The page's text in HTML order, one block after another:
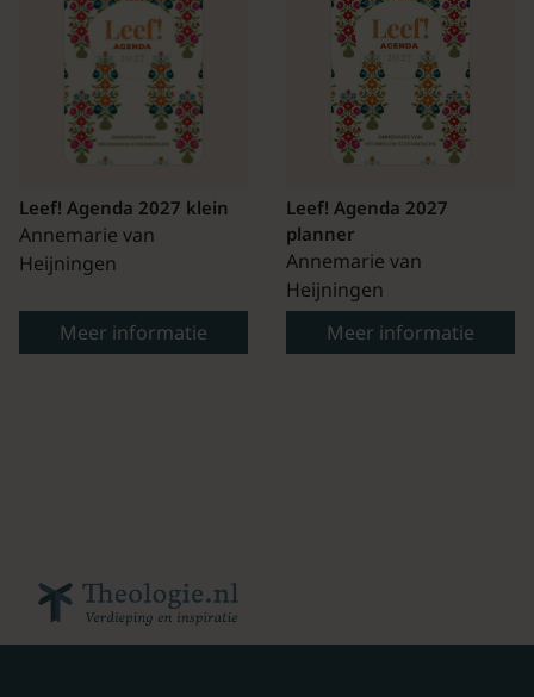
Leef! Agenda 2027 klein
Annemarie van
Heijningen
Meer informatie
Leef! Agenda 2027
planner
Annemarie van
Heijningen
Meer informatie